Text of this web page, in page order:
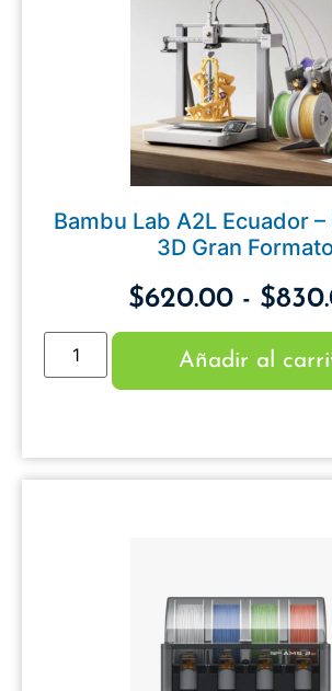
Bambu Lab A2L Ecuador
3D Gran Formato
$620.00 - $
Añadir al